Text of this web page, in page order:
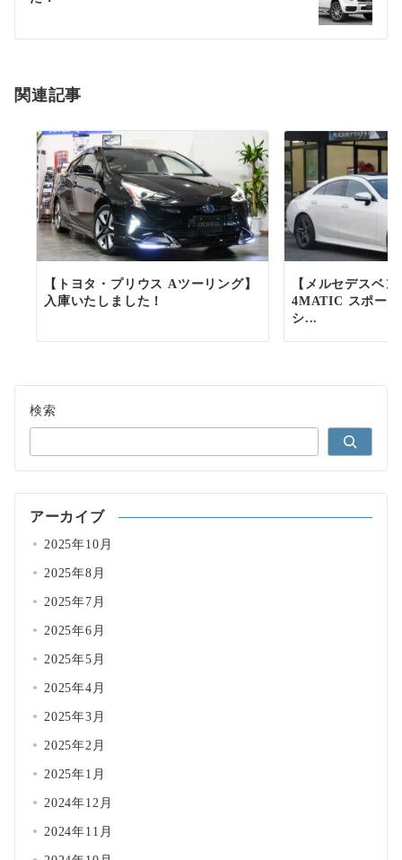
シ
ン
関連記事
【トヨタ・プリウス Aツーリング】
入庫いたしました！
【メルセデスベ
4MATIC スポー
シ...
検索
アーカイブ
2025年10月
2025年8月
2025年7月
2025年6月
2025年5月
2025年4月
2025年3月
2025年2月
2025年1月
2024年12月
2024年11月